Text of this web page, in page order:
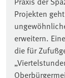
Projekten
erweitern.
die für